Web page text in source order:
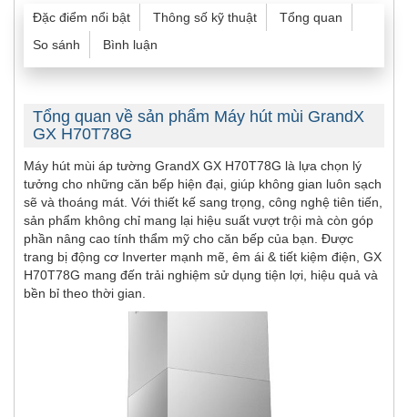
Đặc điểm nổi bật Thông số kỹ thuật
Tổng quan
So sánh
Bình luận
Tổng quan về sản phẩm Máy hút mùi GrandX
GX H70T78G
Máy hút mùi áp tường GrandX GX H70T78G là lựa chọn lý
tưởng cho những căn bếp hiện đại, giúp không gian luôn sạch
sẽ và thoáng mát. Với thiết kế sang trọng, công nghệ tiên tiến,
sản phẩm không chỉ mang lại hiệu suất vượt trội mà còn góp
phần nâng cao tính thẩm mỹ cho căn bếp của bạn. Được
trang bị động cơ Inverter mạnh mẽ, êm ái & tiết kiệm điện, GX
H70T78G mang đến trải nghiệm sử dụng tiện lợi, hiệu quả và
bền bỉ theo thời gian.